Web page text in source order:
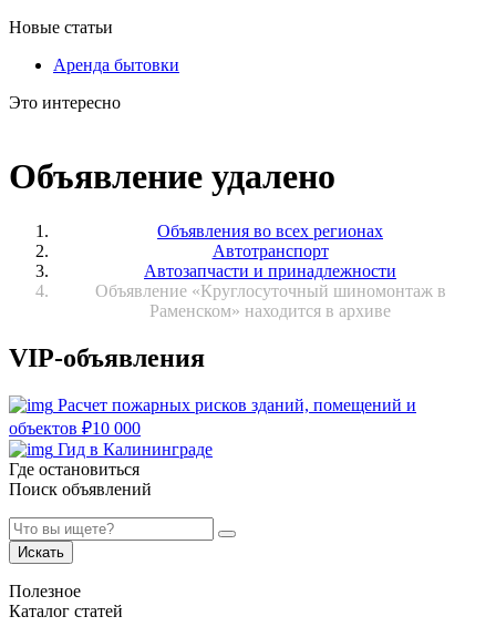
Новые статьи
Аренда бытовки
Это интересно
Объявление удалено
Объявления во всех регионах
Автотранспорт
Автозапчасти и принадлежности
Объявление «Круглосуточный шиномонтаж в
Раменском» находится в архиве
VIP-объявления
Расчет пожарных рисков зданий, помещений и
объектов ₽10 000
Гид в Калининграде
Где остановиться
Поиск объявлений
Искать
Полезное
Каталог статей